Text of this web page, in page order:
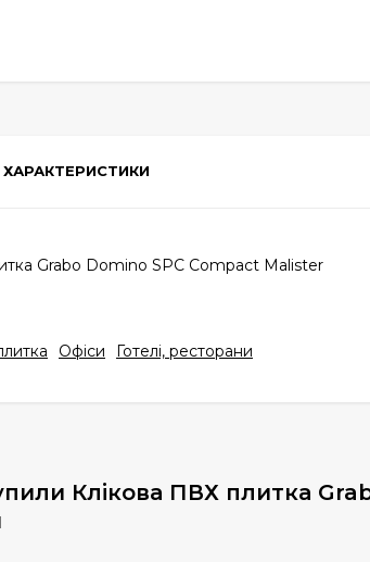
ХАРАКТЕРИСТИКИ
Grabo Domino SPC Compact Malister
Офіси Готелі, ресторани
Клікова ПВХ плитка